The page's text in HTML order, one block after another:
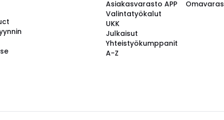
Asiakasvarasto APP
Valintatyökalut
UKK
Julkaisut
Yhteistyökumppanit
A-Z